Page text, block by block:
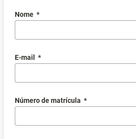
Nome *
E-mail *
Número de matrícula *